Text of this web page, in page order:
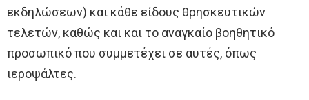
εκδηλώσεων) και κάθε είδους θρησκευτικών
τελετών, καθώς και και το αναγκαίο βοηθητικό
προσωπικό που συμμετέχει σε αυτές, όπως
ιεροψάλτες.